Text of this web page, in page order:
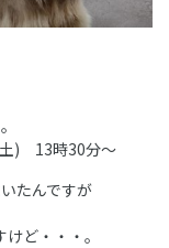
) 13時30分～
たんですが
ど・・・。